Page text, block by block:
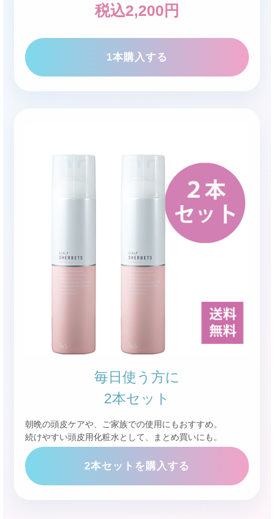
税込2,200円
1本購入する
毎日使う方に
2本セット
朝晩の頭皮ケアや、ご家族での使用にもおすすめ。
続けやすい頭皮用化粧水として、まとめ買いにも。
2本セットを購入する